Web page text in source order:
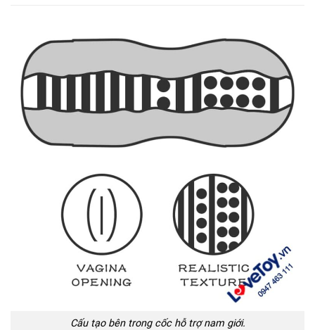
Cấu tạo bên trong cốc hỗ trợ nam giới.